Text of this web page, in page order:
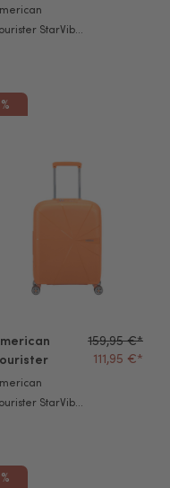
StarVibe
digital lavender
%
StarVibe
159,95 €*
111,95 €*
%